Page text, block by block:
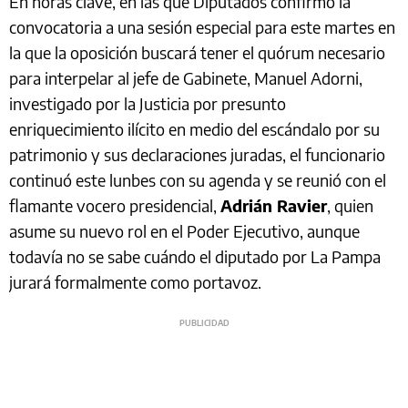
convocatoria a una sesión especial para este martes en
la que la oposición buscará tener el quórum necesario
para interpelar al jefe de Gabinete, Manuel Adorni,
investigado por la Justicia por presunto
enriquecimiento ilícito en medio del escándalo por su
patrimonio y sus declaraciones juradas, el funcionario
continuó este lunbes con su agenda y se reunió con el
flamante vocero presidencial, Adrián Ravier, quien
asume su nuevo rol en el Poder Ejecutivo, aunque
todavía no se sabe cuándo el diputado por La Pampa
jurará formalmente como portavoz.